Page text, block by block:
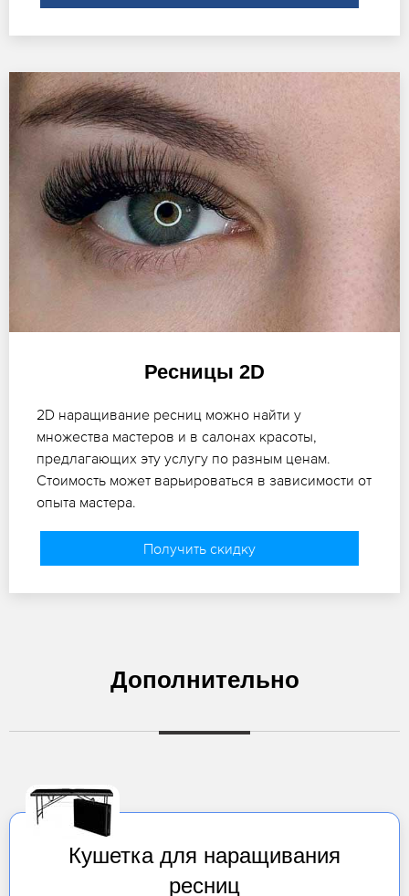
Ресницы 2D
2D наращивание ресниц можно найти у
множества мастеров и в салонах красоты,
предлагающих эту услугу по разным ценам.
Стоимость может варьироваться в зависимости от
опыта мастера.
Получить скидку
Дополнительно
Кушетка для наращивания
ресниц